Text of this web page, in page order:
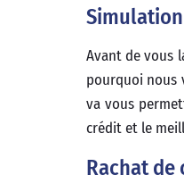
Avant de vous
pourquoi nous
va vous
crédit et le
Rachat